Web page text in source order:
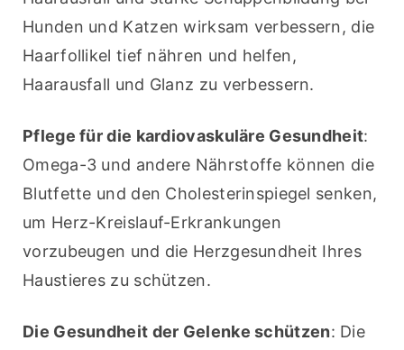
Hunden und Katzen wirksam verbessern, die
Haarfollikel tief nähren und helfen,
Haarausfall und Glanz zu verbessern.
Pflege für die kardiovaskuläre Gesundheit:
Omega-3 und andere Nährstoffe können die
Blutfette und den Cholesterinspiegel senken,
um Herz-Kreislauf-Erkrankungen
vorzubeugen und die Herzgesundheit Ihres
Haustieres zu schützen.
Die Gesundheit der Gelenke schützen: Die